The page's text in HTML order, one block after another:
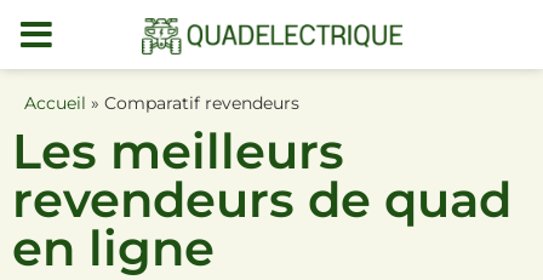
Accueil » Comparatif revendeurs
Les meilleurs
revendeurs de quad
en ligne
DEMO